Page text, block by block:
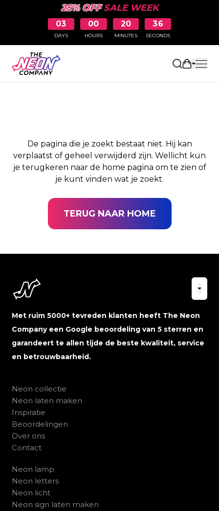
25% OFFSALE WEEK
03
DAYS
00
HOURS
20
MINUTES
36
SECONDS
PAGINA NIET
De pagina die je zoekt bestaat niet. Hij kan
verplaatst of geheel verwijderd zijn. Wellicht kun
je terugkeren naar de home pagina om te zien of
je kunt vinden wat je zoekt.
TERUG NAAR HOME
Met ruim 5000+ tevreden klanten heeft The Neon
Company een Google beoordeling van 5 sterren en
garandeert te allen tijde de beste kwaliteit, service
en betrouwbaarheid.
Neon collectie
Neon laten maken
Inspiratie
Beoordelingen
Over ons
Contact
Neon lamp
Neon letters
Neon licht
Neon sign laten maken